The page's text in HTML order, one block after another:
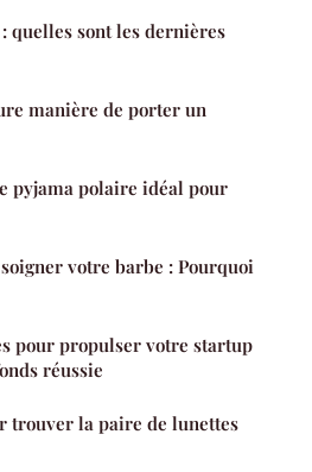
quelles sont les dernières
manière de porter un
pyjama polaire idéal pour
votre barbe : Pourquoi
pour propulser votre startup
réussie
trouver la paire de lunettes